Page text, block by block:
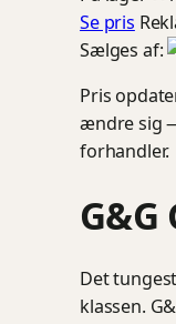
Se pris
Sælges af:
Pris
ændre sig
forhandler.
G&G
Det
klassen.